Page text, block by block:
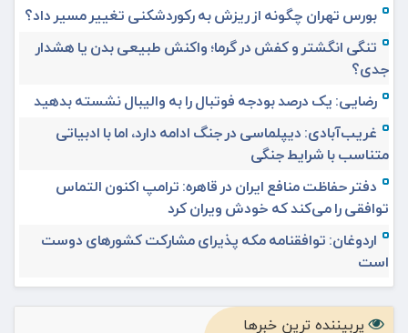
بورس تهران چگونه از ریزش به رکوردشکنی تغییر مسیر داد؟
تنگی انگشتر و کفش در گرما؛ واکنش طبیعی بدن یا هشدار
جدی؟
رضایی: یک درصد بودجه فوتبال را به والیبال نشسته بدهید
غریب‌آبادی: دیپلماسی در جنگ ادامه دارد، اما با ادبیاتی
متناسب با شرایط جنگی
دفتر حفاظت منافع ایران در قاهره: ترامپ اکنون التماس
توافقی را می‌کند که خودش ویران کرد
اردوغان: توافقنامه مکه پذیرای مشارکت کشورهای دوست
است
پربیننده ترین خبرها